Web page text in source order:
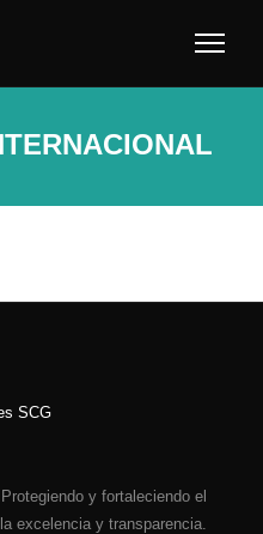
y fortaleciendo el
excelencia y transparencia.